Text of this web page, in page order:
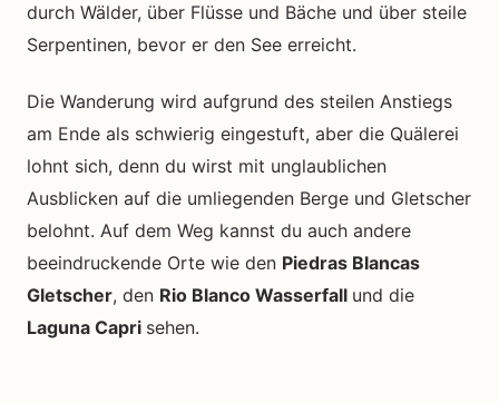
durch Wälder, über Flüsse und Bäche und über steile
Serpentinen, bevor er den See erreicht.
Die Wanderung wird aufgrund des steilen Anstiegs
am Ende als schwierig eingestuft, aber die Quälerei
lohnt sich, denn du wirst mit unglaublichen
Ausblicken auf die umliegenden Berge und Gletscher
belohnt. Auf dem Weg kannst du auch andere
beeindruckende Orte wie den Piedras Blancas
Gletscher, den Rio Blanco Wasserfall und die
Laguna Capri sehen.